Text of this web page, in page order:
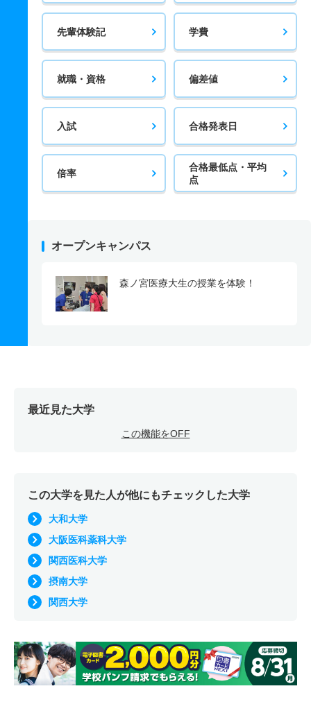
先輩体験記 学費
就職・資格 偏差値
入試 合格発表日
倍率
合格最低点・平均
点
オープンキャンパス
森ノ宮医療大生の授業を体験！
最近見た大学
この機能をOFF
この大学を見た人が他にもチェックした大学
大和大学
大阪医科薬科大学
関西医科大学
摂南大学
関西大学